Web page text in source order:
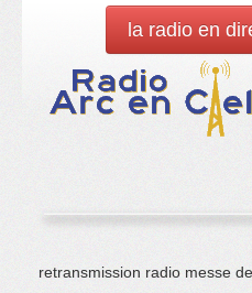
la radio en
Accueil
Emissions
retransmission radio messe